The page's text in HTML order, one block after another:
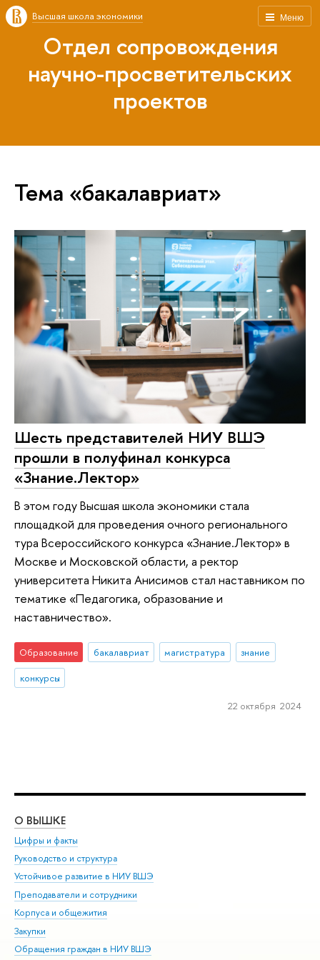
Меню
Высшая школа экономики
Отдел сопровождения
научно-просветительских
проектов
Тема «бакалавриат»
Шесть представителей НИУ ВШЭ
прошли в полуфинал конкурса
«Знание.Лектор»
В этом году Высшая школа экономики стала
площадкой для проведения очного регионального
тура Всероссийского конкурса «Знание.Лектор» в
Москве и Московской области, а ректор
университета Никита Анисимов стал наставником по
тематике «Педагогика, образование и
наставничество».
Образование бакалавриат магистратура
знание
конкурсы
22 октября 2024
О ВЫШКЕ
Цифры и факты
Руководство и структура
Устойчивое развитие в НИУ ВШЭ
Преподаватели и сотрудники
Корпуса и общежития
Закупки
Обращения граждан в НИУ ВШЭ